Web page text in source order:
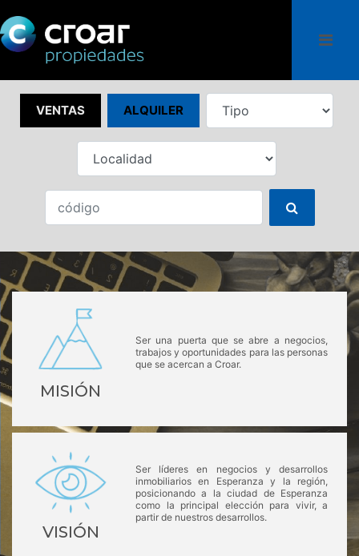
VENTAS ALQUILER
Asesores de Confianza
NOSOTROS TE ASESORAMOS
EN TODO MOMENTO
MISIÓN
Ser una puerta que se abre a negocios,
trabajos y oportunidades para las personas
que se acercan a Croar.
VISIÓN
Ser líderes en negocios y desarrollos
inmobiliarios en Esperanza y la región,
posicionando a la ciudad de Esperanza
como la principal elección para vivir, a
partir de nuestros desarrollos.